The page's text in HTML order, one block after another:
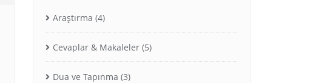
Araştırma (4)
Cevaplar & Makaleler (5)
Dua ve Tapınma (3)